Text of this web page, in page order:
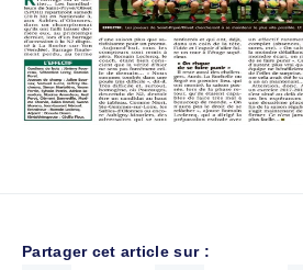
Partager cet article sur :